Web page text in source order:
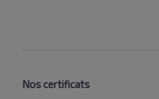
Nos certificats